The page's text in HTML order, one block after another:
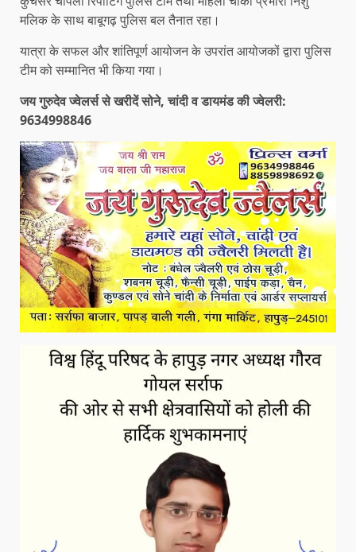
मलिक के साथ बाबूगढ़ पुलिस बल तैनात रहा।
यात्रा के सफल और शांतिपूर्ण आयोजन के उपरांत आयोजकों द्वारा पुलिस
टीम को सम्मानित भी किया गया।
जय गुरुदेव ज्वेलर्स से खरीदें सोने, चांदी व डायमंड की ज्वेलरी:
9634998846